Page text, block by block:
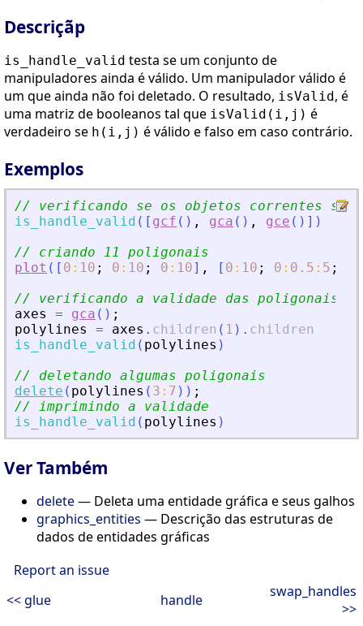
Descriçãp
is_handle_valid testa se um conjunto de
manipuladores ainda é válido. Um manipulador válido é
um que ainda não foi deletado. O resultado, isValid , é
uma matriz de booleanos tal que isValid(i,j) é
verdadeiro se h(i,j) é válido e falso em caso contrário.
Exemplos
// verificando se os objetos correntes são
is_handle_valid ( [ gcf ( ) , gca ( ) , gce ( ) ] )
// criando 11 poligonais
plot ( [ 0 : 10 ; 0 : 10 ; 0 : 10] , [ 0 : 10 ; 0 : 0.5 : 5 ;
// verificando a validade das poligonais
axes
= gca ( ) ;
polylines
= axes . children ( 1 ) . children
is_handle_valid ( polylines )
// deletando algumas poligonais
delete ( polylines ( 3 : 7 ) ) ;
// imprimindo a validade
is_handle_valid ( polylines )
Ver Também
delete— Deleta uma entidade gráfica e seus galhos
graphics_entities — Descrição das estruturas de
dados de entidades gráficas
Report an issue
<< glue
handle
swap_handles
>>